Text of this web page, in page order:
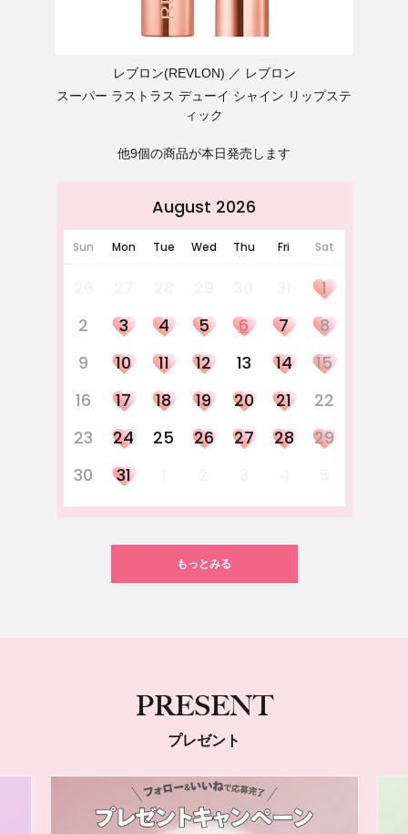
レブロン(REVLON)
レブロン
スーパー ラストラス デューイ シャイン リップステ
ィック
他9個の商品が本日発売します
August 2026
Sun Mon Tue Wed Thu Fri Sat
1
2
3 4 5 6 7
8
9
10 11 12 13 14
15
16
17 18 19 20 21
22
23
24 25 26 27 28
29
30
31
もっとみる
PRESENT
プレゼント